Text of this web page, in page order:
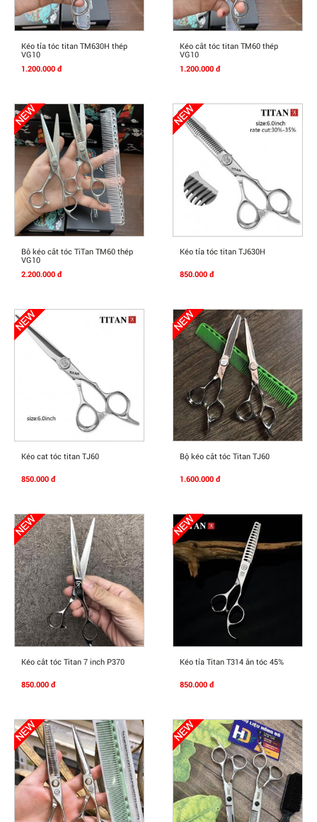
Mua Ngay
Kéo tỉa tóc titan TM630H thép
VG10
1.200.000 đ
Mua Ngay
Kéo cắt tóc titan TM60 thép
VG10
1.200.000 đ
Mua Ngay
Bô kéo cắt tóc TiTan TM60 thép
VG10
2.200.000 đ
Mua Ngay
Kéo tỉa tóc titan TJ630H
850.000 đ
Mua Ngay
Kéo cat tóc titan TJ60
850.000 đ
Mua Ngay
Bộ kéo cắt tóc Titan TJ60
1.600.000 đ
Mua Ngay
Kéo cắt tóc Titan 7 inch P370
850.000 đ
Mua Ngay
Kéo tỉa Titan T314 ăn tóc 45%
850.000 đ